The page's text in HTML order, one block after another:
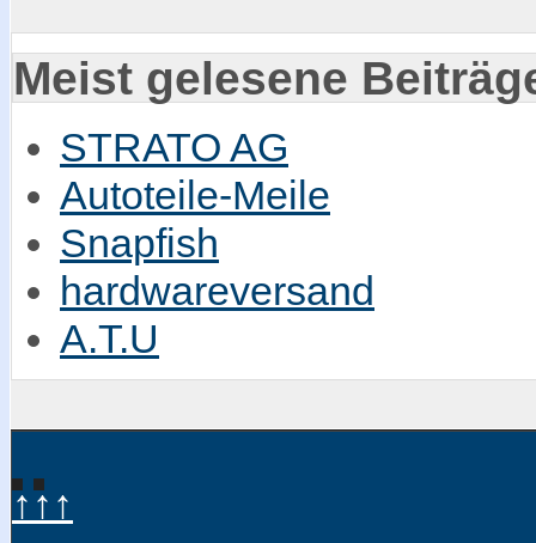
Meist gelesene
STRATO AG
Autoteile-Meile
Snapfish
hardwareversand
A.T.U
↑↑↑